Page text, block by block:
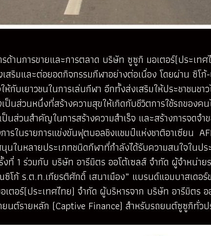
านการขายและการตลาด บริษัท ซูซูกิ มอเตอร์(ประเท
สริมและต่อยอดกิจกรรมกีฬาอย่างต่อเนื่อง โดยผ่าน ซิโ
กับเยาวชนในการเล่นกีฬา อีกทั้งส่งเสริมให้ประชาชน
นส่วนหนึ่งที่สร้างความสุขให้เกิดกับชีวิตการใช้รถขอ
นส่วนสำคัญในการสร้างความสำเร็จ และสร้างการจด
รในรายการแข่งขันฟุตบอลชิงแชมป์แห่งชาติอาเซียน
นุนในหลายประเภทชนิดกีฬาที่กำลังได้รับความสนใจใน
ที่ 1 ร่วมกับ บริษัท อารีมิตร ออโต้เซลส์ จำกัด ผู้จำหน่า
โก้ ร.ต.ท.เกียรติศักดิ์ เสนาเมือง” แบรนด์แอมบาสเดอ
ตอร์(ประเทศไทย) จำกัด ผู้บริหารจาก บริษัท อารีมิตร
ยนต์รายหลัก (Captive Finance) สำหรับรถยนต์ซูซูกิทั่ว